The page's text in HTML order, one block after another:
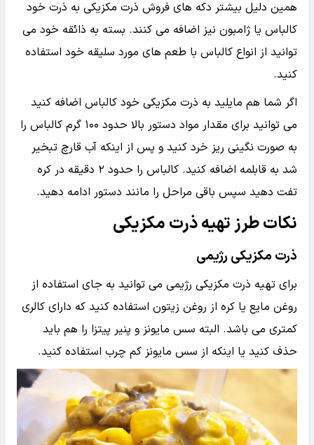
همین دلیل بیشتر دکه های فروش ذرت مکزیکی به ذرت خود
کالباس یا ژامبون نیز اضافه می کنند. بسته به ذائقه خود می
توانید از انواع کالباس با طعم های مورد سلیقه خود استفاده
کنید.
اگر شما هم مایلید به ذرت مکزیکی خود کالباس اضافه کنید
می توانید برای مقدار مواد دستور بالا حدود ۱۰۰ گرم کالباس را
به صورت نگینی ریز خرد کنید و پس از اینکه آب قارچ تبخیر
شد به قابلمه اضافه کنید. کالباس را حدود ۲ دقیقه در کره
تفت دهید سپس باقی مراحل را مانند دستور ادامه دهید.
نکات طرز تهیه ذرت مکزیکی
ذرت مکزیکی رژیمی
برای تهیه ذرت مکزیکی رژیمی می توانید به جای استفاده از
روغن مایع یا کره از روغن زیتون استفاده کنید که دارای کالری
کمتری می باشد. البته سس مایونز و پنیر پیتزا را هم باید
حذف کنید یا اینکه از سس مایونز کم چرب استفاده کنید.